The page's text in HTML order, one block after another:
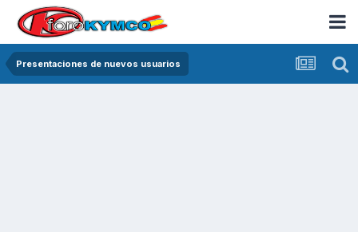
Presentaciones de nuevos usuarios